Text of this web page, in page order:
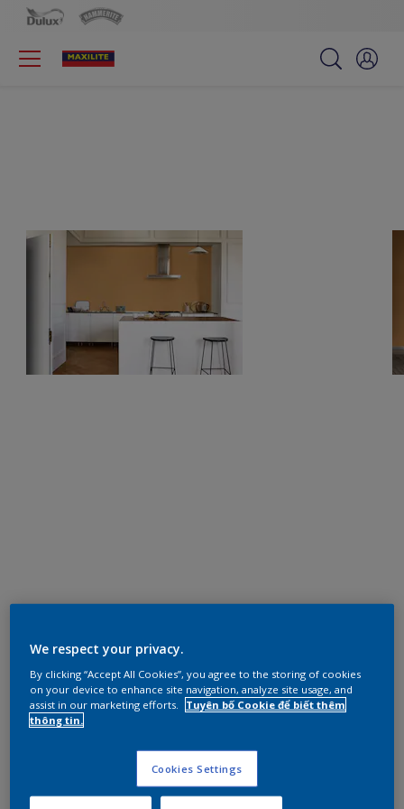
We respect your privacy.
By clicking “Accept All Cookies”, you agree to the storing of cookies
on your device to enhance site navigation, analyze site usage, and
assist in our marketing efforts.
Tuyên bố Cookie để biết thêm
thông tin.
Cookies Settings